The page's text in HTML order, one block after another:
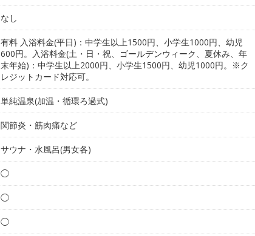
なし
有料 入浴料金(平日)：中学生以上1500円、小学生1000円、幼児
600円。入浴料金(土・日・祝、ゴールデンウィーク、夏休み、年
末年始)：中学生以上2000円、小学生1500円、幼児1000円。※ク
レジットカード対応可。
単純温泉(加温・循環ろ過式)
関節炎・筋肉痛など
サウナ・水風呂(男女各)
◯
◯
◯